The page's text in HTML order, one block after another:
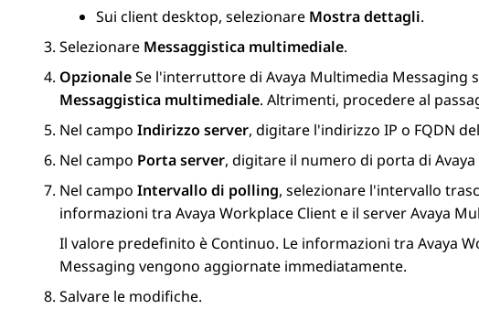
Sui client desktop, selezionare Mostra dettagli.
Selezionare Messaggistica multimediale.
OpzionaleSe l'interruttore di Avaya Multimedia Messaging
Messaggistica multimediale. Altrimenti, procedere al
Nel campo Indirizzo server, digitare l'indirizzo IP o FQDN
Nel campo Porta server, digitare il numero di porta di
Nel campo Intervallo di polling, selezionare l'intervallo
informazioni tra Avaya Workplace Cliente il serverAvaya
Il valore predefinito è Continuo. Le informazioni tra Avaya
Messaging vengono aggiornate immediatamente.
Salvare le modifiche.